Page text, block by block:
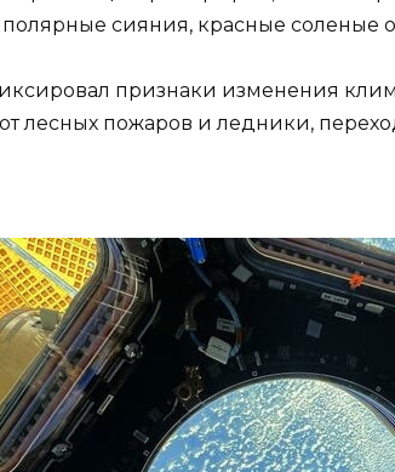
полярные сияния, красные соленые
признаки изменения
лесных пожаров и ледники,